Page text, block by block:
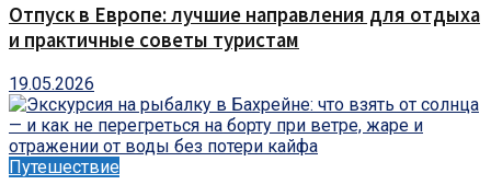
Отпуск в Европе: лучшие направления для отдыха
и практичные советы туристам
19.05.2026
Путешествие